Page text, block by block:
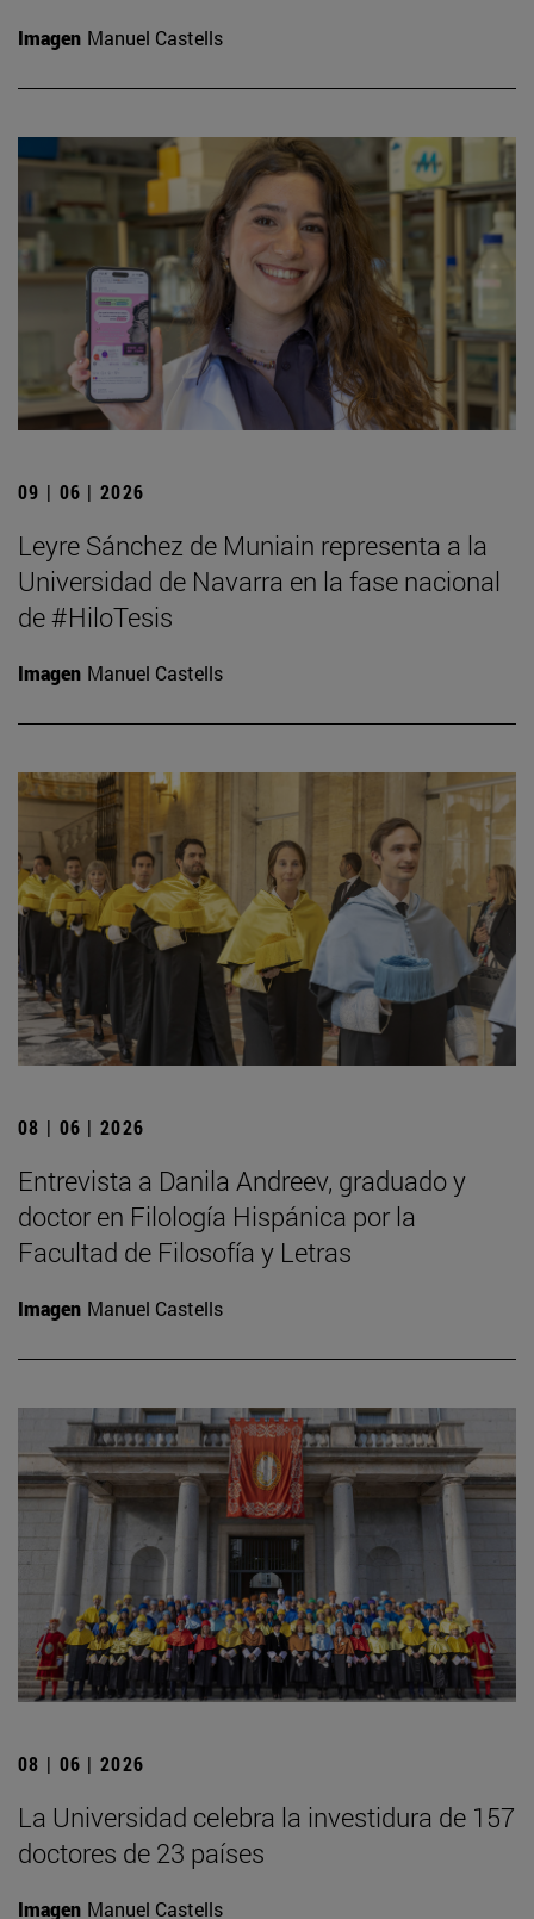
Imagen Manuel Castells
09 | 06 | 2026
Leyre Sánchez de Muniain representa a la
Universidad de Navarra en la fase nacional
de #HiloTesis
Imagen Manuel Castells
08 | 06 | 2026
Entrevista a Danila Andreev, graduado y
doctor en Filología Hispánica por la
Facultad de Filosofía y Letras
Imagen Manuel Castells
08 | 06 | 2026
La Universidad celebra la investidura de 157
doctores de 23 países
Imagen Manuel Castells